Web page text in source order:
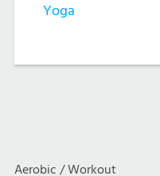
Yoga
Aerobic / Workout